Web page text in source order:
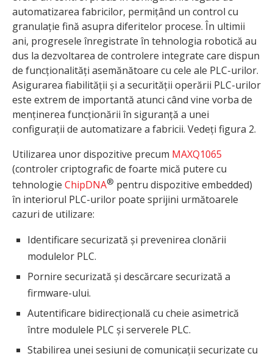
automatizarea fabricilor, permițând un control cu
granulație fină asupra diferitelor procese. În ultimii
ani, progresele înregistrate în tehnologia robotică au
dus la dezvoltarea de controlere integrate care dispun
de funcționalități asemănătoare cu cele ale PLC-urilor.
Asigurarea fiabilității și a securității operării PLC-urilor
este extrem de importantă atunci când vine vorba de
menținerea funcționării în siguranță a unei
configurații de automatizare a fabricii. Vedeți figura 2.
Utilizarea unor dispozitive precum MAXQ1065
(controler criptografic de foarte mică putere cu
tehnologie ChipDNA® pentru dispozitive embedded)
în interiorul PLC-urilor poate sprijini următoarele
cazuri de utilizare:
Identificare securizată și prevenirea clonării
modulelor PLC.
Pornire securizată și descărcare securizată a
firmware-ului.
Autentificare bidirecțională cu cheie asimetrică
între modulele PLC și serverele PLC.
Stabilirea unei sesiuni de comunicații securizate cu